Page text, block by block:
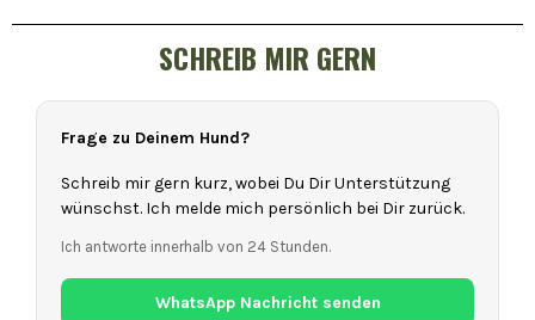
SCHREIB MIR GERN
Frage zu Deinem Hund?
Schreib mir gern kurz, wobei Du Dir Unterstützung
wünschst. Ich melde mich persönlich bei Dir zurück.
Ich antworte innerhalb von 24 Stunden.
WhatsApp Nachricht senden